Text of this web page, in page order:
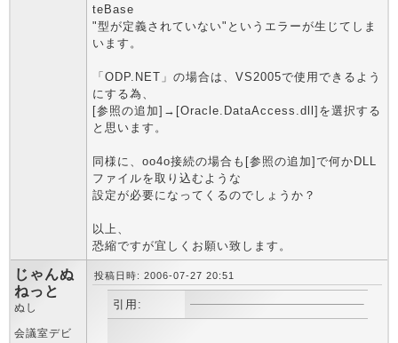
teBase
"型が定義されていない"というエラーが生じてしま
います。
「ODP.NET」の場合は、VS2005で使用できるよう
にする為、
[参照の追加]→[Oracle.DataAccess.dll]を選択する
と思います。
同様に、oo4o接続の場合も[参照の追加]で何かDLL
ファイルを取り込むような
設定が必要になってくるのでしょうか？
以上、
恐縮ですが宜しくお願い致します。
じゃんぬ
ねっと
ぬし
会議室デビ
投稿日時: 2006-07-27 20:51
引用: